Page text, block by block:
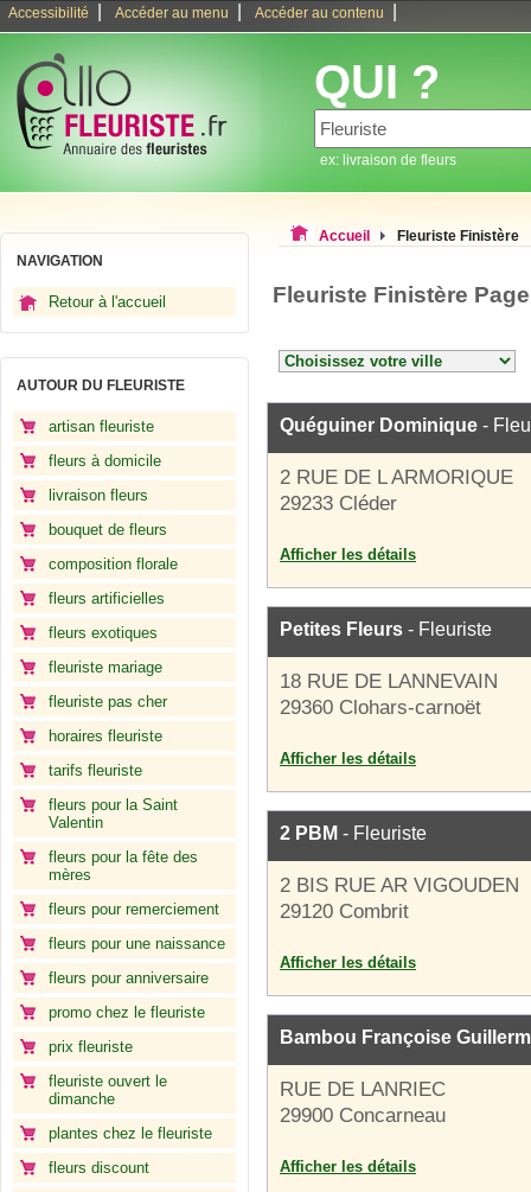
Accessibilité Accéder au menu Accéder au contenu
QUI ?
ex: livraison de fleurs
NAVIGATION
Retour à l'accueil
AUTOUR DU FLEURISTE
artisan fleuriste
fleurs à domicile
livraison fleurs
bouquet de fleurs
composition florale
fleurs artificielles
fleurs exotiques
fleuriste mariage
fleuriste pas cher
horaires fleuriste
tarifs fleuriste
fleurs pour la Saint
Valentin
fleurs pour la fête des
mères
fleurs pour remerciement
fleurs pour une naissance
fleurs pour anniversaire
promo chez le fleuriste
prix fleuriste
fleuriste ouvert le
dimanche
plantes chez le fleuriste
fleurs discount
Accueil Fleuriste Finistère
Fleuriste Finistère
Quéguiner Dominique -
2 RUE DE L ARMORIQUE
29233 Cléder
Afficher les détails
Petites Fleurs - Fleuriste
18 RUE DE LANNEVAIN
29360 Clohars-carnoët
Afficher les détails
2 PBM - Fleuriste
2 BIS RUE AR VIGOUDEN
29120 Combrit
Afficher les détails
Bambou Françoise
RUE DE LANRIEC
29900 Concarneau
Afficher les détails